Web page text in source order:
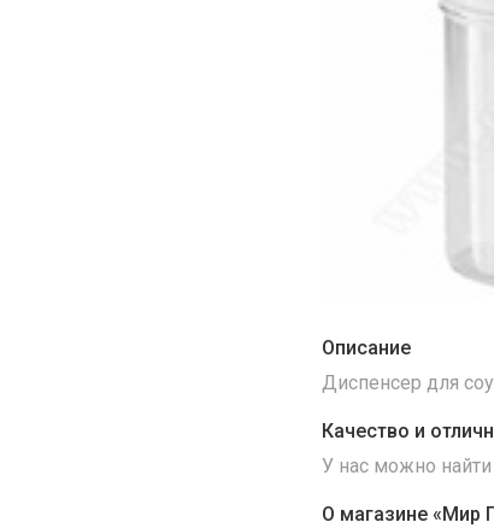
Описание
Диспенсер для
Качество и
У нас можно
О магазине «Мир